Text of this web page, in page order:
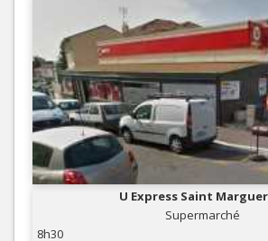
U Express Saint
Supermarché
8h30